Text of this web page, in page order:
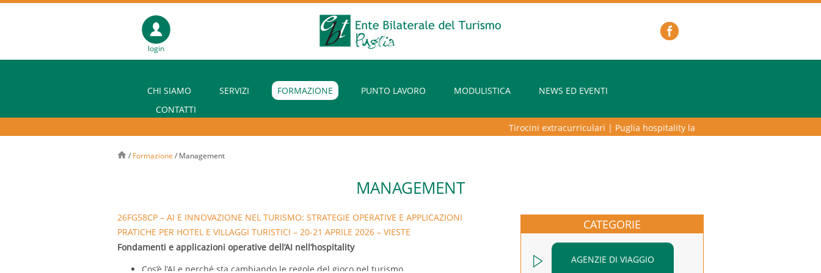
login
CHI SIAMO SERVIZI FORMAZIONE PUNTO LAVORO MODULISTICA
NEWS ED EVENTI
CONTATTI
Tirocini extracurriculari|Puglia hospitality lab – programma di alta
/ Formazione / Management
MANAGEMENT
26FG58CP – AI E INNOVAZIONE NEL TURISMO: STRATEGIE OPERATIVE E APPLICAZIONI
PRATICHE PER HOTEL E VILLAGGI TURISTICI – 20-21 APRILE 2026 – VIESTE
Fondamenti e applicazioni operative dell’AI nell’hospitality
Cos’è l’AI e perché sta cambiando le regole del gioco nel turismo
CATEGORIE
AGENZIE DI VIAGGIO